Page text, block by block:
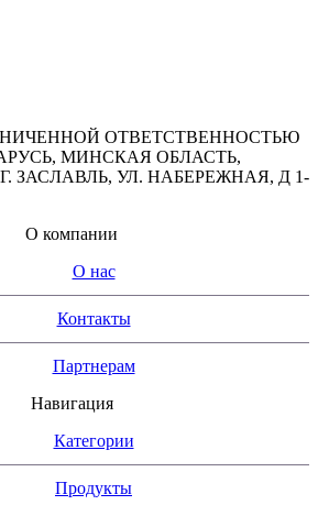
ОТВЕТСТВЕННОСТЬЮ
МИНСКАЯ ОБЛАСТЬ,
ЗАСЛАВЛЬ, УЛ. НАБЕРЕЖНАЯ, Д 1-
О компании
О нас
Контакты
Партнерам
Навигация
Категории
Продукты